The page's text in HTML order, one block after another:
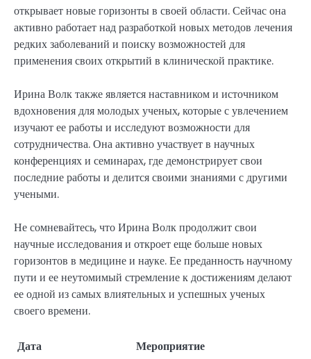
открывает новые горизонты в своей области. Сейчас она
активно работает над разработкой новых методов лечения
редких заболеваний и поиску возможностей для
применения своих открытий в клинической практике.
Ирина Волк также является наставником и источником
вдохновения для молодых ученых, которые с увлечением
изучают ее работы и исследуют возможности для
сотрудничества. Она активно участвует в научных
конференциях и семинарах, где демонстрирует свои
последние работы и делится своими знаниями с другими
учеными.
Не сомневайтесь, что Ирина Волк продолжит свои
научные исследования и откроет еще больше новых
горизонтов в медицине и науке. Ее преданность научному
пути и ее неутомимый стремление к достижениям делают
ее одной из самых влиятельных и успешных ученых
своего времени.
Дата
Мероприятие